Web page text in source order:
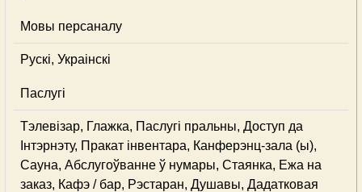
Мовы персаналу
Рускі, Украінскі
Паслугі
Тэлевізар, Глажка, Паслугі пральны, Доступ да
Інтэрнэту, Пракат інвентара, Канферэнц-зала (ы),
Сауна, Абслугоўванне ў нумары, Стаянка, Ежа на
заказ, Кафэ / бар, Рэстаран, Душавы, Дадатковая